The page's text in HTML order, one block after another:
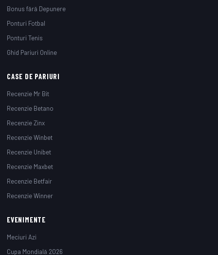
Bonus fără Depunere
Ponturi Fotbal
Ponturi Tenis
Ghid Pariuri Online
CASE DE PARIURI
Recenzie Mr Bit
Recenzie Betano
Recenzie Zinx
Recenzie Winbet
Recenzie Unibet
Recenzie Maxbet
Recenzie Betfair
Recenzie Winner
EVENIMENTE
Meciuri Azi
Cupa Mondială 2026